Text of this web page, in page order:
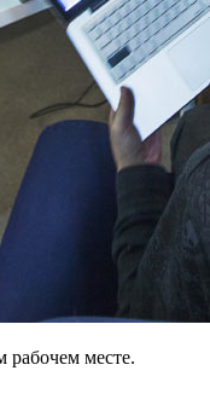
рабочем месте.